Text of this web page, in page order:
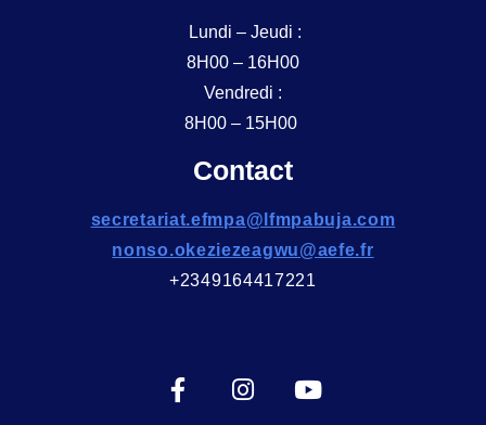
Lundi – Jeudi :
8H00 – 16H00
Vendredi :
8H00 – 15H00
Contact
secretariat.efmpa@lfmpabuja.com
nonso.okeziezeagwu@aefe.fr
+2349164417221
c
e
s
t
t